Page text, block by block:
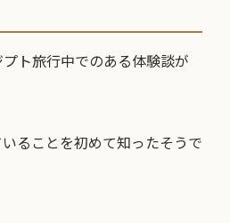
ト旅行中でのある体験談が
ることを初めて知ったそうで